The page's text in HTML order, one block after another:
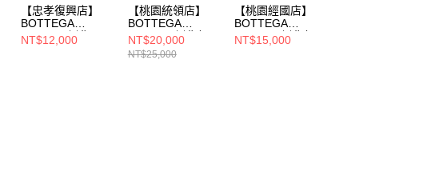
【忠孝復興店】
BOTTEGA
VENETA/側背
包///23442512669
NT$12,000
【桃園統領店】
BOTTEGA
VENETA/側背包//
NT$20,000
NT$25,000
【桃園經國店】
BOTTEGA
VENETA/側背包//
NT$15,000